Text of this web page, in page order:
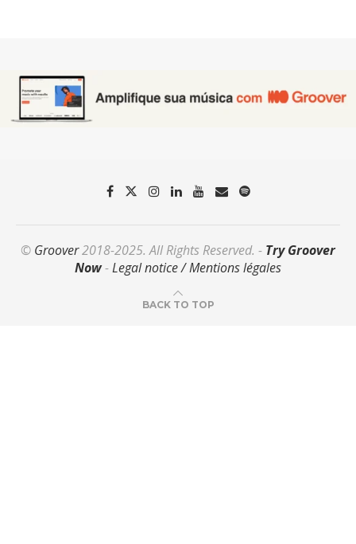
© Groover2018-2025. All Rights Reserved. - Try Groover
Now-Legal notice / Mentions légales
BACK TO TOP